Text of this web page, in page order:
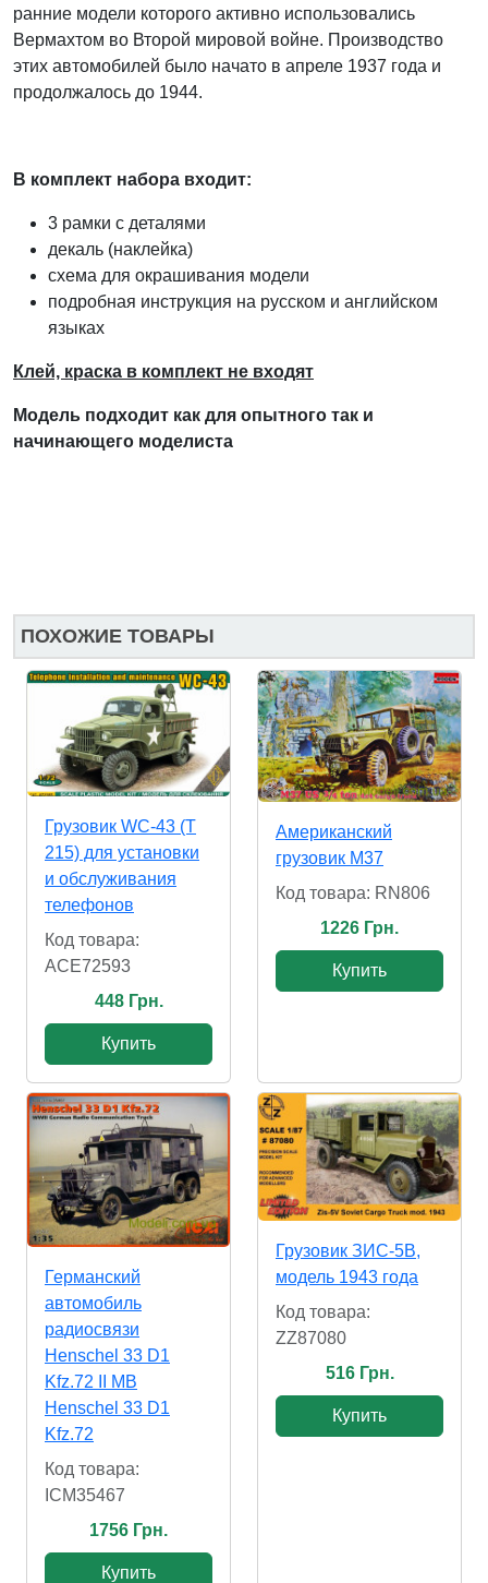
ранние модели которого активно использовались
Вермахтом во Второй мировой войне. Производство
этих автомобилей было начато в апреле 1937 года и
продолжалось до 1944.
В комплект набора входит:
3 рамки с деталями
декаль (наклейка)
схема для окрашивания модели
подробная инструкция на русском и английском
языках
Клей, краска в комплект не входят
Модель подходит как для опытного так и
начинающего моделиста
ПОХОЖИЕ ТОВАРЫ
Грузовик WC-43 (T
215) для установки
и обслуживания
телефонов
Код товара:
ACE72593
448 Грн.
Купить
Американский
грузовик M37
Код товара: RN806
1226 Грн.
Купить
Германский
автомобиль
радиосвязи
Henschel 33 D1
Kfz.72 ІІ МВ
Henschel 33 D1
Kfz.72
Код товара:
ICM35467
1756 Грн.
Купить
Грузовик ЗИС-5В,
модель 1943 года
Код товара:
ZZ87080
516 Грн.
Купить